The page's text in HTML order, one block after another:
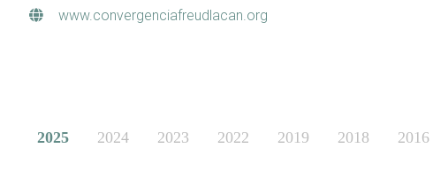
www.convergenciafreudlacan.org
2025 2024 2023 2022 2019 2018 2016